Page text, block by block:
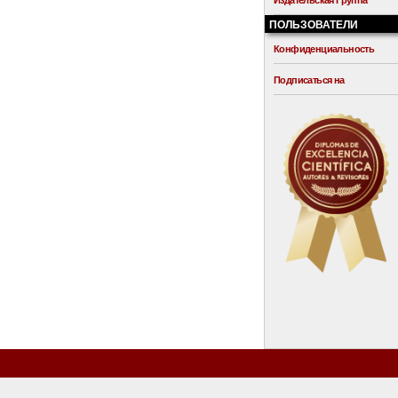
ПОЛЬЗОВАТЕЛИ
Конфиденциальность
Подписаться на